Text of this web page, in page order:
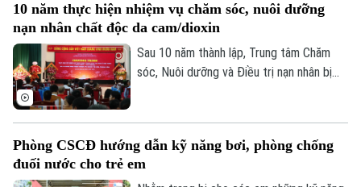
10 năm thực hiện nhiệm vụ chăm sóc, nuôi dưỡng
nạn nhân chất độc da cam/dioxin
Sau 10 năm thành lập, Trung tâm Chăm
sóc, Nuôi dưỡng và Điều trị nạn nhân bị
nhân và gia đình nạn nhân nhiễm chất độc
da cam/dioxin trên địa bàn Thành phố.
Phòng CSCĐ hướng dẫn kỹ năng bơi, phòng chống
đuối nước cho trẻ em